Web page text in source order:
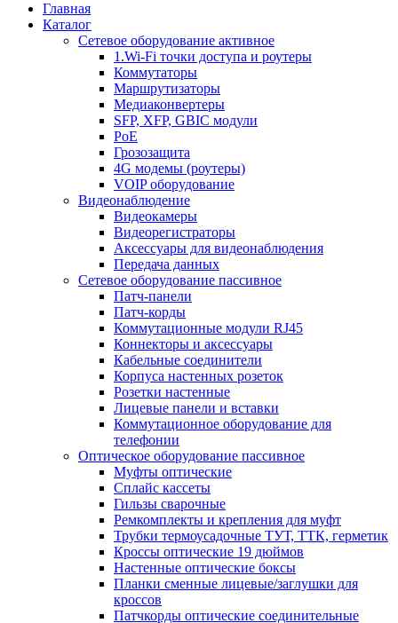
Главная
Каталог
Сетевое оборудование активное
1.Wi-Fi точки доступа и роутеры
Коммутаторы
Маршрутизаторы
Медиаконвертеры
SFP, XFP, GBIC модули
PoE
Грозозащита
4G модемы (роутеры)
VOIP оборудование
Видеонаблюдение
Видеокамеры
Видеорегистраторы
Аксессуары для видеонаблюдения
Передача данных
Сетевое оборудование пассивное
Патч-панели
Патч-корды
Коммутационные модули RJ45
Коннекторы и аксессуары
Кабельные соединители
Корпуса настенных розеток
Розетки настенные
Лицевые панели и вставки
Коммутационное оборудование для
телефонии
Оптическое оборудование пассивное
Муфты оптические
Сплайс кассеты
Гильзы сварочные
Ремкомплекты и крепления для муфт
Трубки термоусадочные ТУТ, ТТК, герметик
Кроссы оптические 19 дюймов
Настенные оптические боксы
Планки сменные лицевые/заглушки для
кроссов
Патчкорды оптические соединительные